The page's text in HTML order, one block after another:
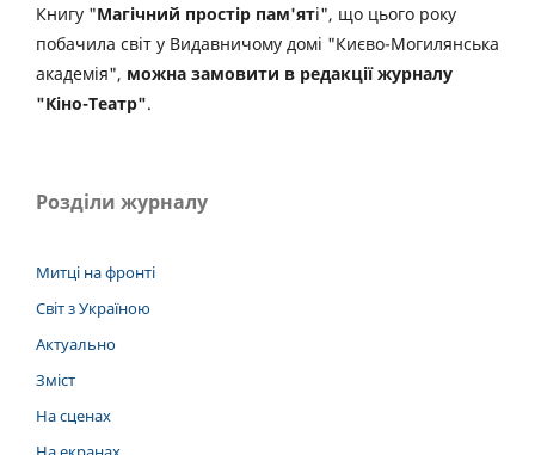
Книгу "Магічний простір пам'яті", що цього року
побачила світ у Видавничому домі "Києво-Могилянська
академія", можна замовити в редакції журналу
"Кіно-Театр".
Розділи журналу
Митці на фронті
Світ з Україною
Актуально
Зміст
На сценах